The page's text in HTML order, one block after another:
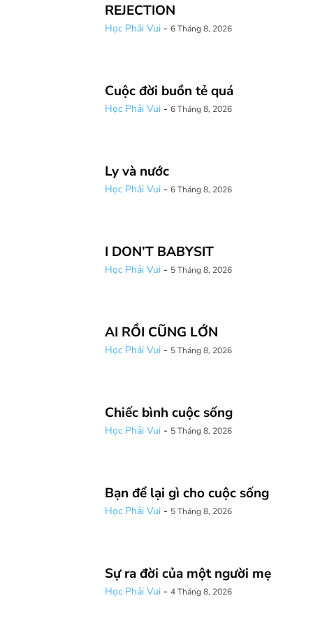
REJECTION
Học Phải Vui - 6 Tháng 8, 2026
Cuộc đời buồn tẻ quá
Học Phải Vui - 6 Tháng 8, 2026
Ly và nước
Học Phải Vui - 6 Tháng 8, 2026
I DON’T BABYSIT
Học Phải Vui - 5 Tháng 8, 2026
AI RỒI CŨNG LỚN
Học Phải Vui - 5 Tháng 8, 2026
Chiếc bình cuộc sống
Học Phải Vui - 5 Tháng 8, 2026
Bạn để lại gì cho cuộc sống
Học Phải Vui - 5 Tháng 8, 2026
Sự ra đời của một người mẹ
Học Phải Vui - 4 Tháng 8, 2026